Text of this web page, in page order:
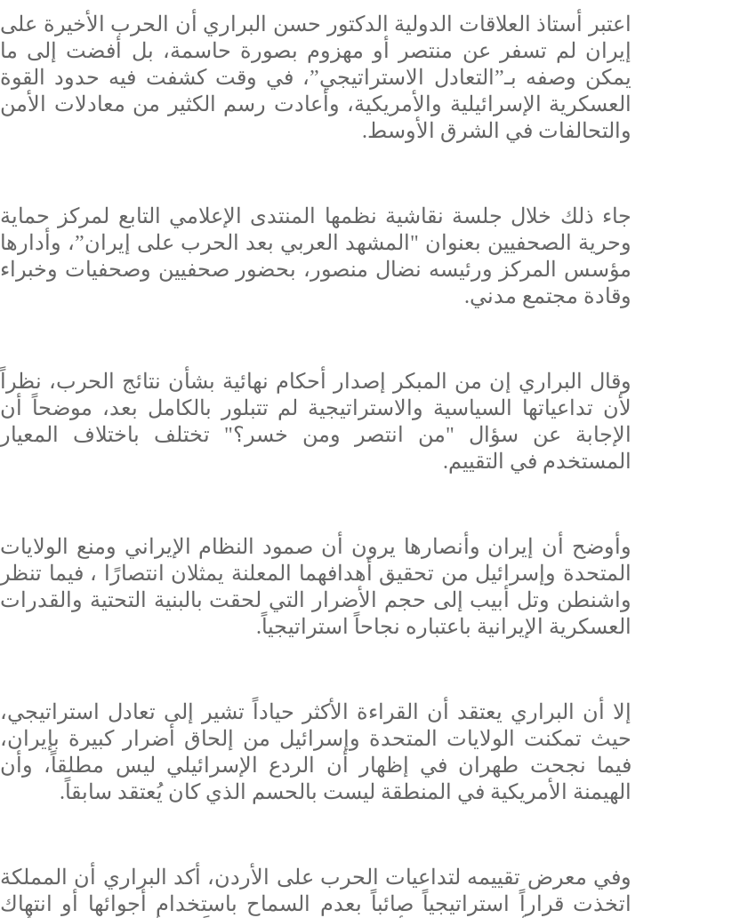
اعتبر أستاذ العلاقات الدولية الدكتور حسن البراري أن الحرب الأخيرة على
إيران لم تسفر عن منتصر أو مهزوم بصورة حاسمة، بل أفضت إلى ما
يمكن وصفه بـ”التعادل الاستراتيجي”، في وقت كشفت فيه حدود القوة
العسكرية الإسرائيلية والأمريكية، وأعادت رسم الكثير من معادلات الأمن
والتحالفات في الشرق الأوسط.
جاء ذلك خلال جلسة نقاشية نظمها المنتدى الإعلامي التابع لمركز حماية
وحرية الصحفيين بعنوان "المشهد العربي بعد الحرب على إيران”، وأدارها
مؤسس المركز ورئيسه نضال منصور، بحضور صحفيين وصحفيات وخبراء
وقادة مجتمع مدني.
وقال البراري إن من المبكر إصدار أحكام نهائية بشأن نتائج الحرب، نظراً
لأن تداعياتها السياسية والاستراتيجية لم تتبلور بالكامل بعد، موضحاً أن
الإجابة عن سؤال "من انتصر ومن خسر؟" تختلف باختلاف المعيار
المستخدم في التقييم.
وأوضح أن إيران وأنصارها يرون أن صمود النظام الإيراني ومنع الولايات
المتحدة وإسرائيل من تحقيق أهدافهما المعلنة يمثلان انتصارًا ، فيما تنظر
واشنطن وتل أبيب إلى حجم الأضرار التي لحقت بالبنية التحتية والقدرات
العسكرية الإيرانية باعتباره نجاحاً استراتيجياً.
إلا أن البراري يعتقد أن القراءة الأكثر حياداً تشير إلى تعادل استراتيجي،
حيث تمكنت الولايات المتحدة وإسرائيل من إلحاق أضرار كبيرة بإيران،
فيما نجحت طهران في إظهار أن الردع الإسرائيلي ليس مطلقاً، وأن
الهيمنة الأمريكية في المنطقة ليست بالحسم الذي كان يُعتقد سابقاً.
وفي معرض تقييمه لتداعيات الحرب على الأردن، أكد البراري أن المملكة
اتخذت قراراً استراتيجياً صائباً بعدم السماح باستخدام أجوائها أو انتهاك